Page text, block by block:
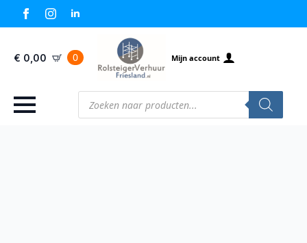
€ 0,00 0 Mijn account
Producten
zoeken